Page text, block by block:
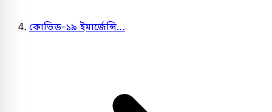
কোভিড-১৯ ইমার্জেন্সি…